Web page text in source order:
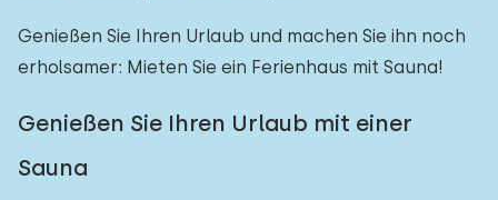
Zum Wald :
Zum Wasser
Genießen Sie Ihren Urlaub und machen Sie ihn noch
erholsamer: Mieten Sie ein Ferienhaus mit Sauna!
Genießen Sie Ihren Urlaub mit einer
Sauna